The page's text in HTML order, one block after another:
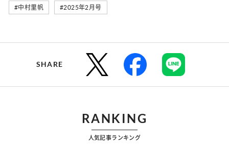
#中村里帆 #2025年2月号
SHARE
RANKING
人気記事ランキング